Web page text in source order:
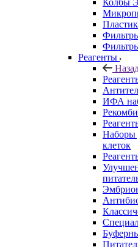
Колбы
Реагенты
ИФА
Наборы
клеток